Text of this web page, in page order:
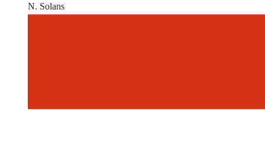
N. Solans